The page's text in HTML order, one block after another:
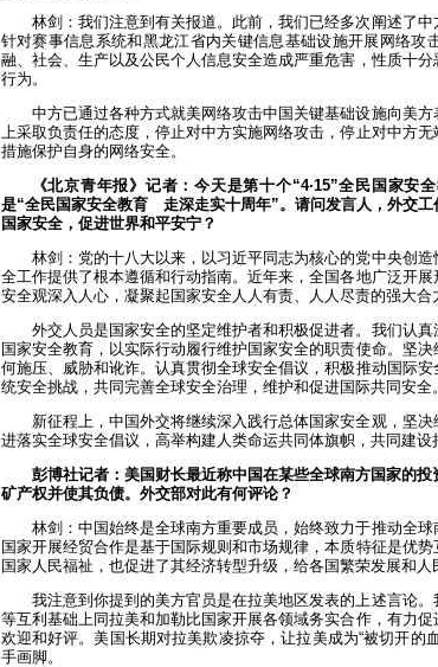
林剑：我们注意到有关报道。此前，我们已经多次阐述了
针对赛事信息系统和黑龙江省内关键信息基础设施开展网络攻
融、社会、生产以及公民个人信息安全造成严重危害，性质十
行为。
中方已通过各种方式就美网络攻击中国关键基础设施向美
上采取负责任的态度，停止对中方实施网络攻击，停止对中方
措施保护自身的网络安全。
《北京青年报》记者：今天是第十个“4·15”全民国家安
是“全民国家安全教育 走深走实十周年”。请问发言人，外交
国家安全，促进世界和平安宁？
林剑：党的十八大以来，以习近平同志为核心的党中央创
全工作提供了根本遵循和行动指南。近年来，全国各地广泛开
安全观深入人心，凝聚起国家安全人人有责、人人尽责的强大合
外交人员是国家安全的坚定维护者和积极促进者。我们认
国家安全教育，以实际行动履行维护国家安全的职责使命。坚
何施压、威胁和讹诈。认真贯彻全球安全倡议，积极推动国际
统安全挑战，共同完善全球安全治理，维护和促进国际共同安全。
新征程上，中国外交将继续深入践行总体国家安全观，坚
进落实全球安全倡议，高举构建人类命运共同体旗帜，共同建设
彭博社记者：美国财长最近称中国在某些全球南方国家的
矿产权并使其负债。外交部对此有何评论？
林剑：中国始终是全球南方重要成员，始终致力于推动全
国家开展经贸合作是基于国际规则和市场规律，本质特征是优
国家人民福祉，也促进了其经济转型升级，给各国繁荣发展和人
我注意到你提到的美方官员是在拉美地区发表的上述言论
等互利基础上同拉美和加勒比国家开展各领域务实合作，有力
欢迎和好评。美国长期对拉美欺凌掠夺，让拉美成为“被切开的
手画脚。